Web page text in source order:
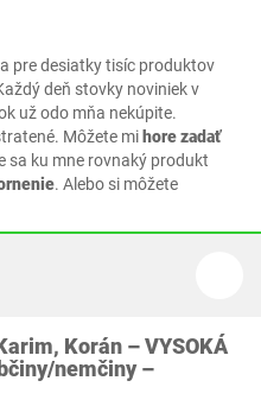
pre desiatky tisíc produktov
deň stovky noviniek v
už odo mňa nekúpite.
Môžete mihore zadať
sa ku mne rovnaký produkt
. Alebo si môžete
Korán – VYSOKÁ
nemčiny –